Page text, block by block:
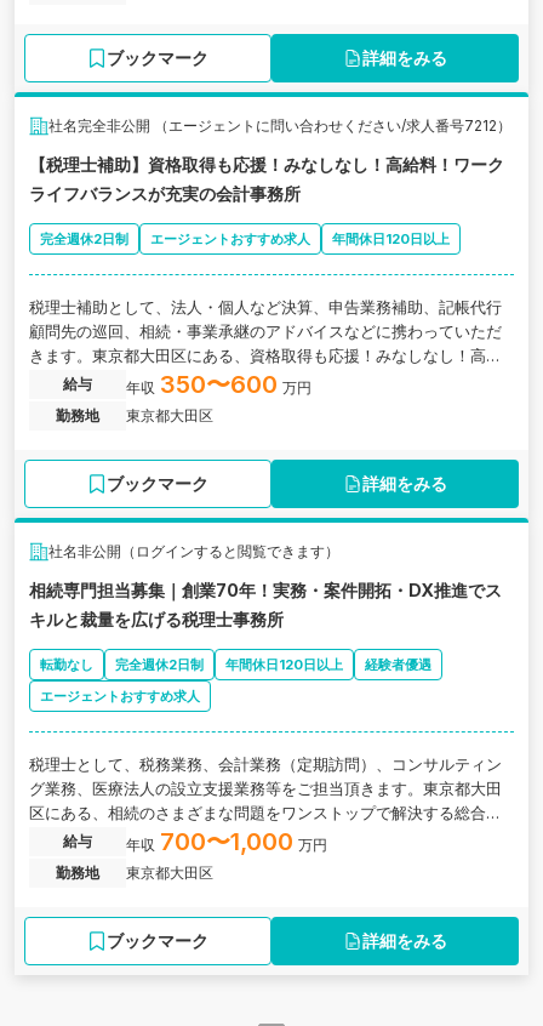
ブックマーク 詳細をみる
社名完全非公開 （エージェントに問い合わせください/求人番号7212）
【税理士補助】資格取得も応援！みなしなし！高給料！ワーク
ライフバランスが充実の会計事務所
完全週休2日制 エージェントおすすめ求人 年間休日120日以上
税理士補助として、法人・個人など決算、申告業務補助、記帳代行
顧問先の巡回、相続・事業承継のアドバイスなどに携わっていただ
きます。東京都大田区にある、資格取得も応援！みなしなし！高給
料！ワークライフバランスが充実の会計事務所の求人です。
給与 年収 350〜600 万円
勤務地
東京都大田区
ブックマーク 詳細をみる
社名非公開（ログインすると閲覧できます）
相続専門担当募集｜創業70年！実務・案件開拓・DX推進でス
キルと裁量を広げる税理士事務所
転勤なし 完全週休2日制 年間休日120日以上
経験者優遇
エージェントおすすめ求人
税理士として、税務業務、会計業務（定期訪問）、コンサルティン
グ業務、医療法人の設立支援業務等をご担当頂きます。東京都大田
区にある、相続のさまざまな問題をワンストップで解決する総合力
が強みの税理士事務所の求人です。
給与 年収 700〜1,000 万円
勤務地
東京都大田区
ブックマーク 詳細をみる